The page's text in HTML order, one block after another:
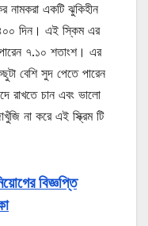
নামকরা একটি ঝুকিহীন
দিন। এই স্কিম এর
পারেন ৭.১০ শতাংশ। এর
বেশি সুদ পেতে পারেন
রাখতে চান এবং ভালো
না করে এই স্ক্রিম টি
বিজ্ঞপ্তি